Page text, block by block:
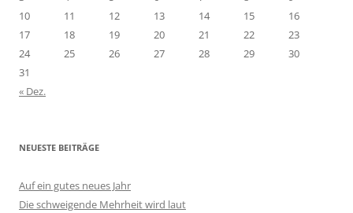
10
11 12 13 14 15
16
17
18 19 20 21 22
23
24
25 26 27 28 29
30
31
« Dez.
NEUESTE BEITRÄGE
Auf ein gutes neues Jahr
Die schweigende Mehrheit wird laut